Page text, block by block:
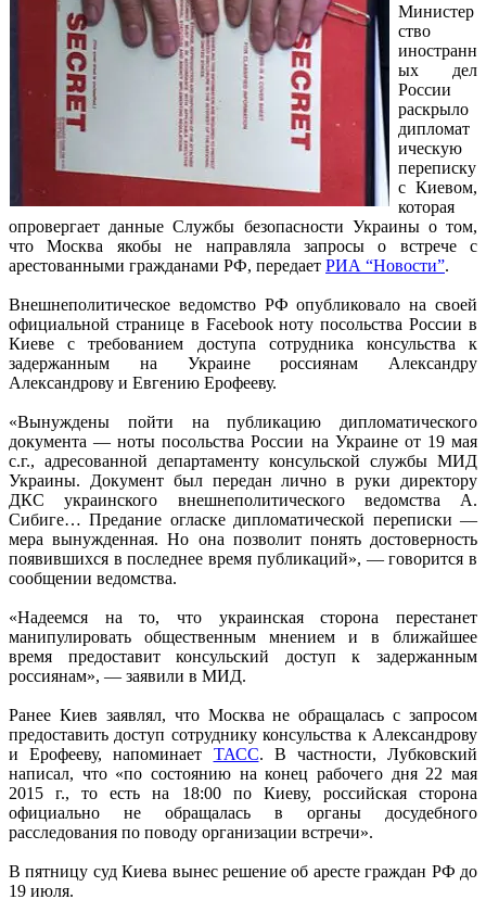
Министер
ство
иностранн
ых дел
России
раскрыло
дипломат
ическую
переписку
с Киевом,
которая
опровергает данные Службы безопасности Украины о том,
что Москва якобы не направляла запросы о встрече с
арестованными гражданами РФ, передает РИА “Новости”.
Внешнеполитическое ведомство РФ опубликовало на своей
официальной странице в Facebook ноту посольства России в
Киеве с требованием доступа сотрудника консульства к
задержанным на Украине россиянам Александру
Александрову и Евгению Ерофееву.
«Вынуждены пойти на публикацию дипломатического
документа — ноты посольства России на Украине от 19 мая
с.г., адресованной департаменту консульской службы МИД
Украины. Документ был передан лично в руки директору
ДКС украинского внешнеполитического ведомства А.
Сибиге… Предание огласке дипломатической переписки —
мера вынужденная. Но она позволит понять достоверность
появившихся в последнее время публикаций», — говорится в
сообщении ведомства.
«Надеемся на то, что украинская сторона перестанет
манипулировать общественным мнением и в ближайшее
время предоставит консульский доступ к задержанным
россиянам», — заявили в МИД.
Ранее Киев заявлял, что Москва не обращалась с запросом
предоставить доступ сотруднику консульства к Александрову
и Ерофееву, напоминает ТАСС. В частности, Лубковский
написал, что «по состоянию на конец рабочего дня 22 мая
2015 г., то есть на 18:00 по Киеву, российская сторона
официально не обращалась в органы досудебного
расследования по поводу организации встречи».
В пятницу суд Киева вынес решение об аресте граждан РФ до
19 июля.